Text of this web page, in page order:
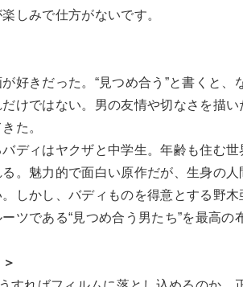
しみで仕方がないです。
好きだった。“見つめ合う”と書くと、
けではない。男の友情や切なさを描い
た。
ディはヤクザと中学生。年齢も住む世
。魅力的で面白い原作だが、生身の人
しかし、バディものを得意とする野木
ツである“見つめ合う男たち”を最高の